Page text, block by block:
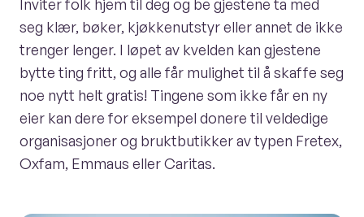
Inviter folk hjem til deg og be gjestene ta med
seg klær, bøker, kjøkkenutstyr eller annet de ikke
trenger lenger. I løpet av kvelden kan gjestene
bytte ting fritt, og alle får mulighet til å skaffe seg
noe nytt helt gratis! Tingene som ikke får en ny
eier kan dere for eksempel donere til veldedige
organisasjoner og bruktbutikker av typen Fretex,
Oxfam, Emmaus eller Caritas.